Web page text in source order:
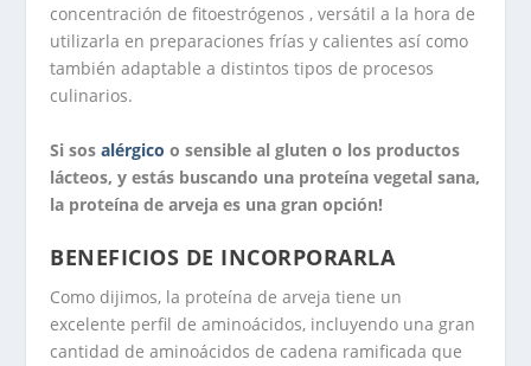
concentración de fitoestrógenos , versátil a la hora de
utilizarla en preparaciones frías y calientes así como
también adaptable a distintos tipos de procesos
culinarios.
Si sosalérgico o sensible al gluten o los productos
lácteos, y estás buscando una proteína vegetal sana,
la proteína de arveja es una gran opción!
BENEFICIOS DE INCORPORARLA
Como dijimos, la proteína de arveja tiene un
excelente perfil de aminoácidos, incluyendo una gran
cantidad de aminoácidos de cadena ramificada que